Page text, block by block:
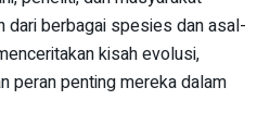
dari berbagai spesies dan asal-
kisah evolusi,
peran penting mereka dalam